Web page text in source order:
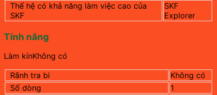
Thế hệ có khả năng làm việc cao của
SKF
SKF
Explorer
Tính năng
Làm kínKhông có
Rãnh tra bi
Không có
Số dòng
1